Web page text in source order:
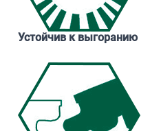
Устойчив к выгоранию